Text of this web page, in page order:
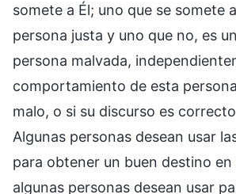
somete a Él; uno que se somete
persona justa y uno que no, es
persona malvada,
comportamiento de esta
malo, o si su discurso es
Algunas personas desean usar
para obtener un buen destino
algunas personas desean usar